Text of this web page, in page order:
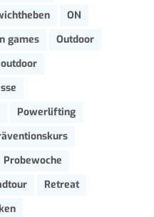
ON
games
Outdoor
Powerlifting
Probewoche
Retreat